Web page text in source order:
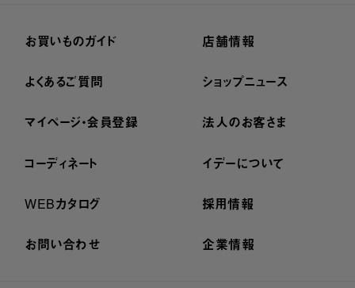
お買いものガイド
よくあるご質問
マイページ・会員登録
コーディネート
WEBカタログ
お問い合わせ
店舗情報
ショップニュース
法人のお客さま
イデーについて
採用情報
企業情報